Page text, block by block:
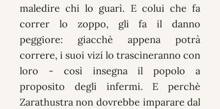
maledire chi lo guarì. E colui che fa
correr lo zoppo, gli fa il danno
peggiore: giacchè appena potrà
correre, i suoi vizi lo trascineranno con
loro - così insegna il popolo a
proposito degli infermi. E perchè
Zarathustra non dovrebbe imparare dal